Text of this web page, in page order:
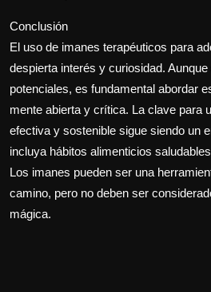
Conclusión
El uso de imanes terapéuticos para
despierta interés y curiosidad.
potenciales, es fundamental abordar
mente abierta y crítica. La clave para
efectiva y sostenible sigue siendo un
incluya hábitos alimenticios
Los imanes pueden ser una
camino, pero no deben ser
mágica.